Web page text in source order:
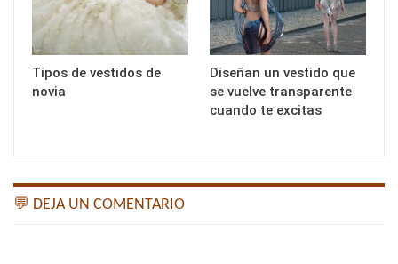
Tipos de vestidos de
novia
Diseñan un vestido que
se vuelve transparente
cuando te excitas
💬 DEJA UN COMENTARIO